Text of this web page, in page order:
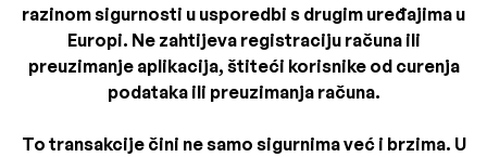
razinom sigurnosti u usporedbi s drugim uređajima u
Europi. Ne zahtijeva registraciju računa ili
preuzimanje aplikacija, štiteći korisnike od curenja
podataka ili preuzimanja računa.
To transakcije čini ne samo sigurnima već i brzima. U